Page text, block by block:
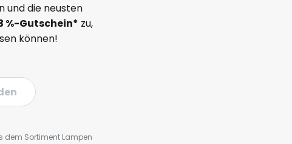
und die neusten
%-Gutschein* zu,
können!
dem Sortiment Lampen